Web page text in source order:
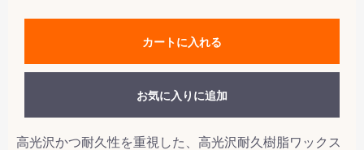
カートに入れる
お気に入りに追加
高光沢かつ耐久性を重視した、高光沢耐久樹脂ワックス